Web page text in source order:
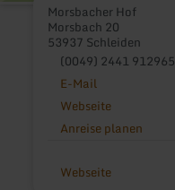
Morsbacher Hof
Morsbach 20
53937 Schleiden
(0049) 2441 912965
E-Mail
Webseite
Anreise planen
Webseite